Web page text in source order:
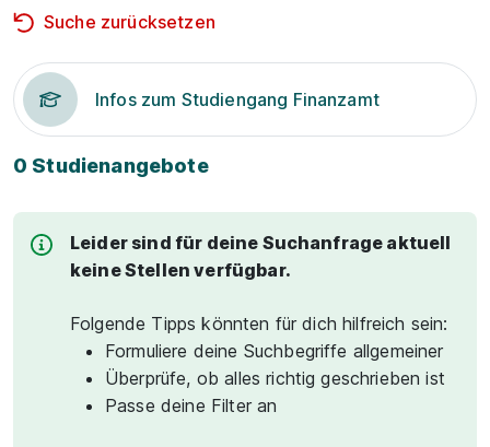
Suche zurücksetzen
Infos zum Studiengang Finanzamt
0 Studienangebote
Leider sind für deine Suchanfrage aktuell
keine Stellen verfügbar.
Folgende Tipps könnten für dich hilfreich sein:
Formuliere deine Suchbegriffe allgemeiner
Überprüfe, ob alles richtig geschrieben ist
Passe deine Filter an